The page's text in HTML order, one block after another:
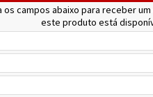
os campos abaixo para receber
este produto está